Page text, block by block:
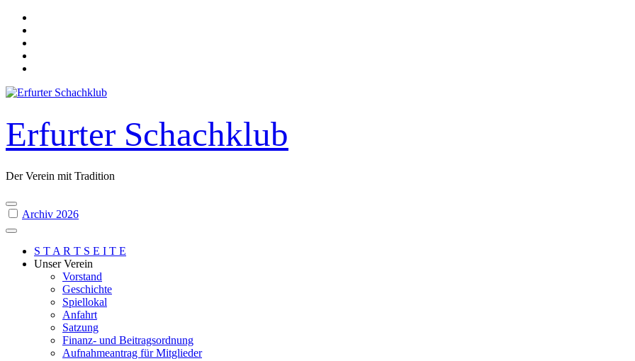
Skip
content
Erfurter Schachklub
Der Verein mit Tradition
Archiv 2026
S T A R T S E I T E
Unser Verein
Vorstand
Geschichte
Spiellokal
Anfahrt
Satzung
Finanz- und Beitragsordnung
Aufnahmeantrag für Mitglieder